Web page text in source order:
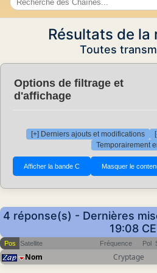
Résultats de la
Toutes
Options de filtrage et
d'affichage
[+] Derniers ajouts et modifications
Temporairement
4 réponse(s) - Dernières
19:08
Pos Satellite Fréquence Pol
Nom Cryptage